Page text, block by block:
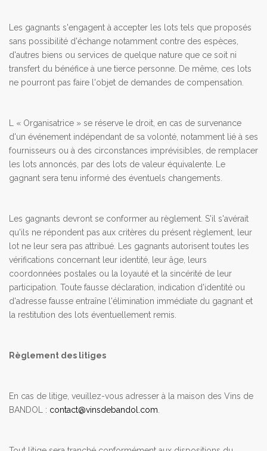
Les gagnants s'engagent à accepter les lots tels que proposés
sans possibilité d'échange notamment contre des espèces,
d'autres biens ou services de quelque nature que ce soit ni
transfert du bénéfice à une tierce personne. De même, ces lots
ne pourront pas faire l'objet de demandes de compensation.
L « Organisatrice » se réserve le droit, en cas de survenance
d'un événement indépendant de sa volonté, notamment lié à ses
fournisseurs ou à des circonstances imprévisibles, de remplacer
les lots annoncés, par des lots de valeur équivalente. Le
gagnant sera tenu informé des éventuels changements.
Les gagnants devront se conformer au règlement. S'il s'avérait
qu'ils ne répondent pas aux critères du présent règlement, leur
lot ne leur sera pas attribué. Les gagnants autorisent toutes les
vérifications concernant leur identité, leur âge, leurs
coordonnées postales ou la loyauté et la sincérité de leur
participation. Toute fausse déclaration, indication d'identité ou
d'adresse fausse entraîne l'élimination immédiate du gagnant et
la restitution des lots éventuellement remis.
Règlement des litiges
En cas de litige, veuillez-vous adresser à la maison des Vins de
BANDOL : contact@vinsdebandol.com